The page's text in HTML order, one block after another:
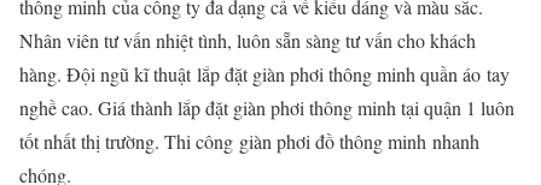
thông minh của công ty đa dạng cả về kiểu dáng và màu sắc.
Nhân viên tư vấn nhiệt tình, luôn sẵn sàng tư vấn cho khách
hàng. Đội ngũ kĩ thuật lắp đặt giàn phơi thông minh quần áo tay
nghề cao. Giá thành lắp đặt giàn phơi thông minh tại quận 1 luôn
tốt nhất thị trường. Thi công giàn phơi đồ thông minh nhanh
chóng.